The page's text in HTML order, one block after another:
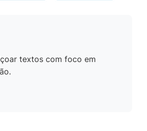
textos com foco em